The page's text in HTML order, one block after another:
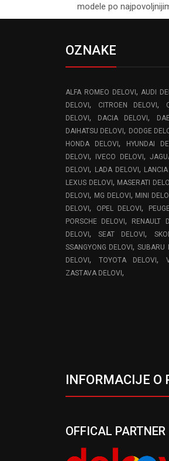
modele po
OZNAKE
ALFA ROMEO DELOVI ,AUDI
DELOVI , CITROEN DELOVI,
DELOVI , DACIA DELOVI,
DAIHATSU DELOVI, DODGE
HONDA DELOVI , HYUNDAI
DELOVI , IVECO DELOVI ,
DELOVI , LADA DELOVI ,
LEXUS DELOVI , MASERATI
DELOVI , MG DELOVI , MINI
DELOVI , OPEL DELOVI,
PORSCHE DELOVI, RENAULT
DELOVI ,SEAT DELOVI,
SSANGYONG DELOVI,SUBARU
DELOVI , TOYOTA DELOVI,
ZASTAVA DELOVI ,
INFORMACIJE O
OFFICAL PARTNER